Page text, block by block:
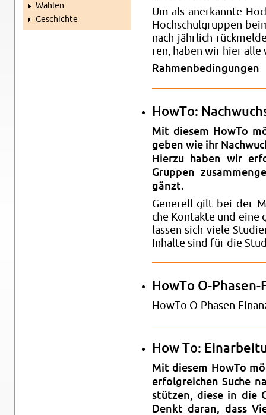
Wah­len
Ge­schich­te
Um als an­er­kann­te
Hoch­schul­grup­pen
nach jähr­lich
ren, haben wir hier
Rah­men­be­din­gun­gen
HowTo:
Mit die­sem HowTo
geben wie ihr
Hier­zu haben wir
Grup­pen
gänzt.
Ge­ne­rell gilt bei der
che Kon­tak­te und eine
las­sen sich viele
In­hal­te sind für die
HowTo O-Pha­sen-
HowTo O-Pha­sen-
How To:
Mit die­sem HowTo
er­folg­rei­chen Suche
stüt­zen, diese in die
Denkt daran, dass